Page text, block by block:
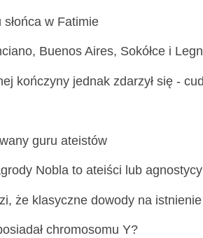
w Fatimie
Buenos Aires, Sokółce i
kończyny jednak zdarzył się -
guru ateistów
Nobla to ateiści lub agnostycy
że klasyczne dowody na
chromosomu Y?